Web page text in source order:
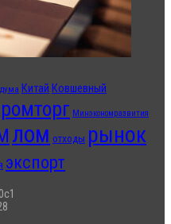
Китай Ковшевный
Минэкономразвития
лом отходы рынок
экспорт